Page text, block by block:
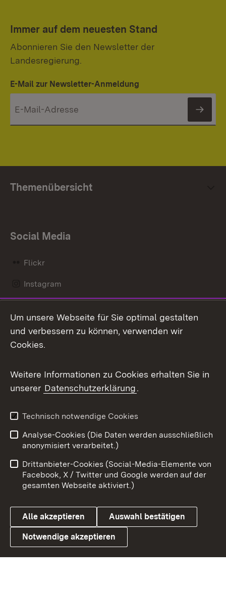
Immer auf dem neuesten Stand
Abonnieren Sie den Newsletter der
Landesregierung.
E-Mail zur Newsletter-Anmeldung
Themenübersicht
Social Media
Flickr
Instagram
Mastodon
Messenger
Social Wall
X / Twitter
Youtube
Link zum Landesportal
Benutzungshinweise
Barrierefreiheit
Datenschutz
Cookies
Um unsere Webseite für Sie optimal gestalten
und verbessern zu können, verwenden wir
Cookies.
Weitere Informationen zu Cookies erhalten Sie in
unserer Datenschutzerklärung.
Technisch notwendige Cookies
Analyse-Cookies (Die Daten werden ausschließlich
anonymisiert verarbeitet.)
Drittanbieter-Cookies (Social-Media-Elemente von
Facebook, X / Twitter und Google werden auf der
gesamten Webseite aktiviert.)
Alle akzeptieren Auswahl bestätigen
Notwendige akzeptieren